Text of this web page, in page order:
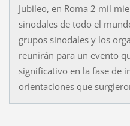
Jubileo, en Roma 2 mil
sinodales de todo el
grupos sinodales y los
reunirán para un evento
significativo en la fase de
orientaciones que